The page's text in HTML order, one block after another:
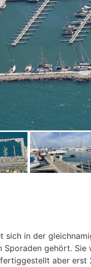
sich in der
Sporaden gehört.
aber erst